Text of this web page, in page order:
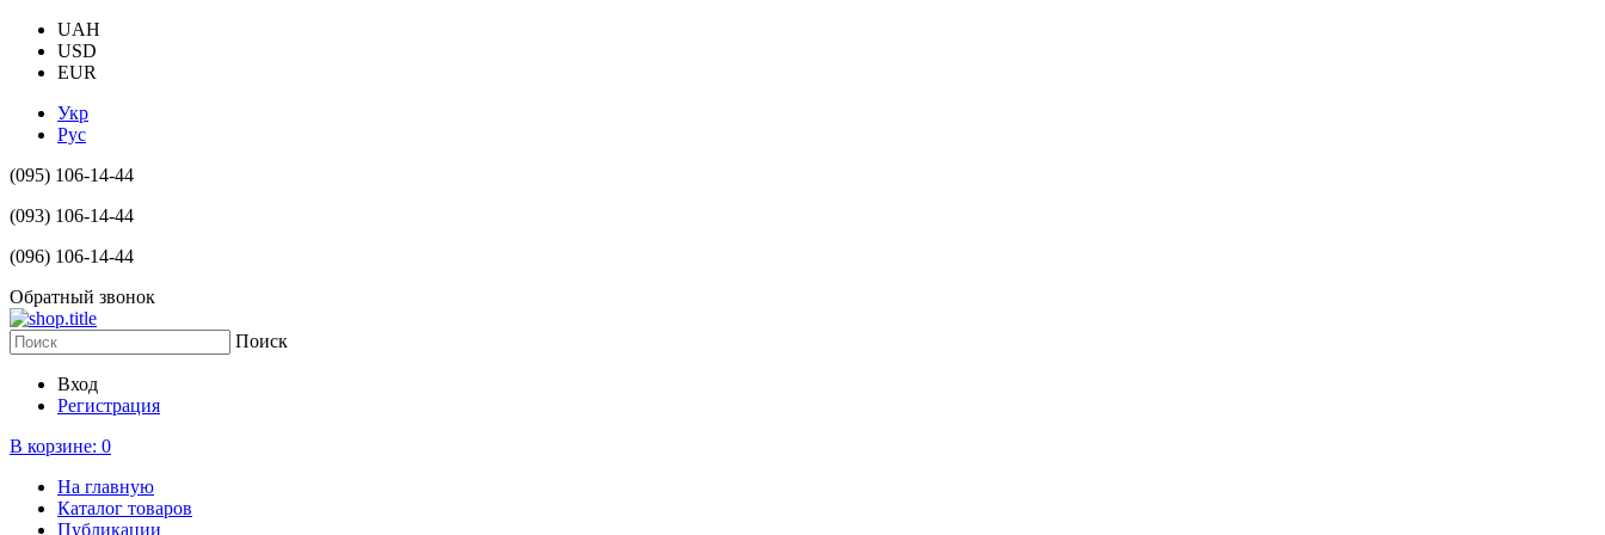
UAH
USD
EUR
Укр
Рус
(095) 106-14-44
(093) 106-14-44
(096) 106-14-44
Обратный звонок
Поиск
Вход
Регистрация
В корзине: 0
На главную
Каталог товаров
Публикации